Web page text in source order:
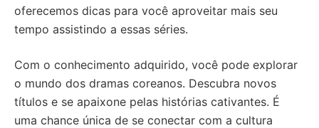
oferecemos dicas para você aproveitar mais seu
tempo assistindo a essas séries.
Com o conhecimento adquirido, você pode explorar
o mundo dos dramas coreanos. Descubra novos
títulos e se apaixone pelas histórias cativantes. É
uma chance única de se conectar com a cultura